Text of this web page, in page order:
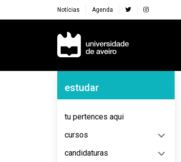
Notícias Agenda
Navegação Principal
Navegação Lateral
estudar
tu pertences aqui
cursos
candidaturas